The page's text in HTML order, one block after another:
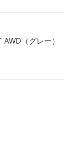
（グレー）